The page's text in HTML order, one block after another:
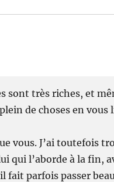
sont très riches, et
de choses en vous
vous. J’ai toutefois
qui l’aborde à la fin,
fait parfois passer